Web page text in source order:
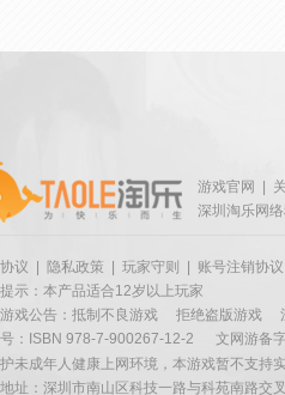
游戏官网
深圳淘乐网
议 隐私政策 玩家守则 账号注销协议
示：本产品适合12岁以上玩家
戏公告：抵制不良游戏
拒绝盗版游戏
：ISBN 978-7-900267-12-2
文网游备
未成年人健康上网环境，本游戏暂不支持
址：深圳市南山区科技一路与科苑南路交